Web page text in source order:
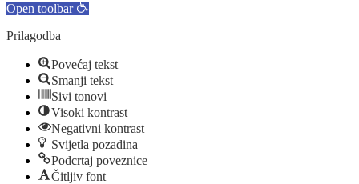
Open toolbar
Prilagodba
Povećaj tekst
Smanji tekst
Sivi tonovi
Visoki kontrast
Negativni kontrast
Svijetla pozadina
Podcrtaj poveznice
Čitljiv font